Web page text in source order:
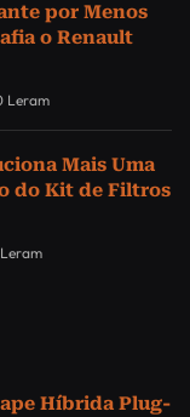
por Menos
o Renault
Leram
Mais Uma
do Kit de Filtros
Leram
Híbrida Plug-